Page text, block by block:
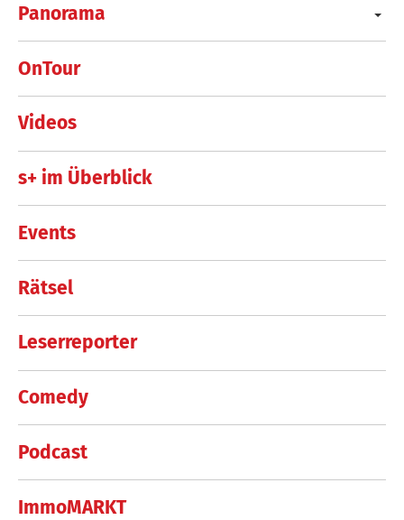
Panorama
OnTour
Videos
s+ im Überblick
Events
Rätsel
Leserreporter
Comedy
Podcast
ImmoMARKT